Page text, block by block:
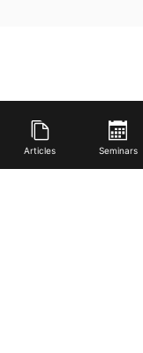
Articles Seminars